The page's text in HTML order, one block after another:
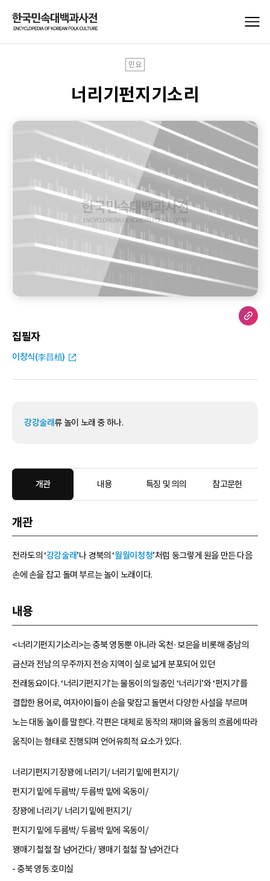
민요
너리기펀지기소리
집필자
이창식(李昌植)
강강술래류 놀이 노래 중 하나.
개관 내용 특징 및 의의 참고문헌
개관
전라도의 ‘강강술래’나 경북의 ‘월월이청청’처럼 둥그렇게 원을 만든 다음
손에 손을 잡고 돌며 부르는 놀이 노래이다.
내용
<너리기펀지기소리>는 충북 영동뿐 아니라 옥천·보은을 비롯해 충남의
금산과 전남의 무주까지 전승 지역이 실로 넓게 분포되어 있던
전래동요이다. ‘너리기펀지기’는 물동이의 일종인 ‘너리기’와 ‘펀지기’를
결합한 용어로, 여자아이들이 손을 맞잡고 돌면서 다양한 사설을 부르며
노는 대동 놀이를 말한다. 각편은 대체로 동작의 재미와 율동의 흐름에 따라
움직이는 형태로 진행되며 언어유희적 요소가 있다.
너리기펀지기 장꽝에 너리기/ 너리기 밑에 펀지기/
펀지기 밑에 두름박/ 두름박 밑에 옥동이/
장꽝에 너리기/ 너리기 밑에 펀지기/
펀지기 밑에 두름박/ 두름박 밑에 옥동이/
꽹매기 철철 잘 넘어간다/ 꽹매기 철철 잘 넘어간다
- 충북 영동 호미실